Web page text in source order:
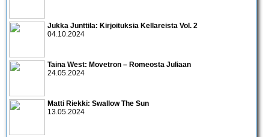
Jukka Junttila: Kirjoituksia Kellareista Vol. 2
04.10.2024
Taina West: Movetron – Romeosta Juliaan
24.05.2024
Matti Riekki: Swallow The Sun
13.05.2024